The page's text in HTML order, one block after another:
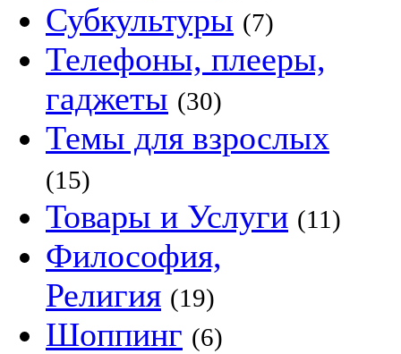
Субкультуры (7)
Телефоны, плееры,
гаджеты (30)
Темы для взрослых
(15)
Товары и Услуги (11)
Философия,
Религия (19)
Шоппинг (6)